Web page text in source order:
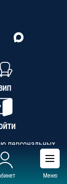
Меню
персональных